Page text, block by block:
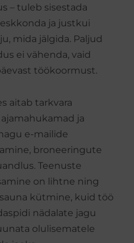
– tuleb sisestada
ja justkui
mida jälgida. Paljud
ei vähenda, vaid
töökoormust.
aitab tarkvara
ja
e-mailide
broneeringute
Teenuste
on lihtne ning
kütmine, kuid töö
nädalate jagu
olulisematele